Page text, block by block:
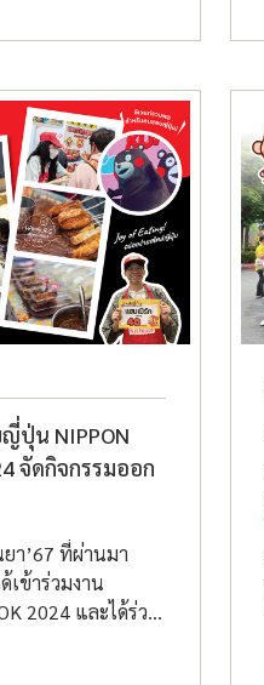
ปุ่น NIPPON
จัดกิจกรรมออก
า’67 ที่ผ่านมา
ข้าร่วมงาน
2024 และได้ร่วม
งค์ในงานครั้งนี้คือ